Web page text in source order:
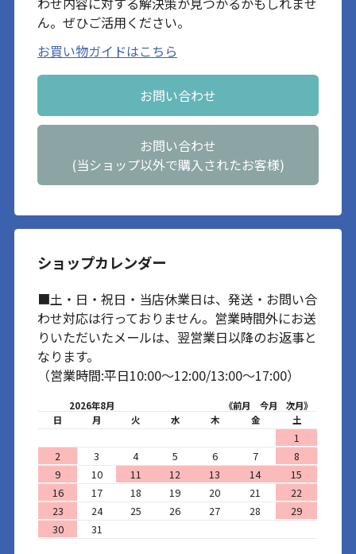
ん。ぜひご活用ください。
お買い物ガイドはこちら
お問い合わせ
お問い合わせ
(当ショップ以外で購入されたお客様)
ショップカレンダー
■土・日・祝日・当店休業日は、発送・お問い合
わせ対応は行っておりません。営業時間外にお送
りいただいたメールは、翌営業日以降のお返事と
なります。
（営業時間:平日10:00～12:00/13:00～17:00）
2026年8月 《前月 今月
次月》
日
月 火 水 木 金 土
1
2
3 4 5 6 7
8
9
10 11 12 13 14
15
16
17 18 19 20 21
22
23
24 25 26 27 28
29
30
31